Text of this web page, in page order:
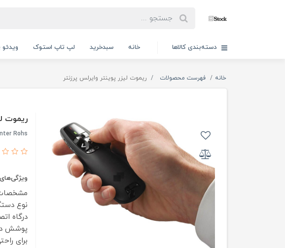
دسته‌بندی کالاها خانه سبدخرید لپ تاپ استوک ویدئو
خانه فهرست محصولات ریموت لیزر پوینتر وایرلس پرزنتر
ریموت
Rohs
نوع
درگاه
پوشش
برای